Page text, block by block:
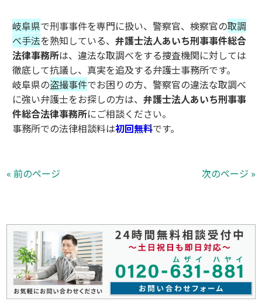
岐阜県で刑事事件を専門に扱い、警察官、検察官の取調
べ手法を熟知している、弁護士法人あいち刑事事件総合
法律事務所は、違法な取調べをする捜査機関に対しては
徹底して抗議し、真実を追及する弁護士事務所です。
岐阜県の盗撮事件でお困りの方、警察官の違法な取調べ
に強い弁護士をお探しの方は、弁護士法人あいち刑事事
件総合法律事務所にご相談ください。
事務所での法律相談料は初回無料です。
« 前のページ 次のページ »